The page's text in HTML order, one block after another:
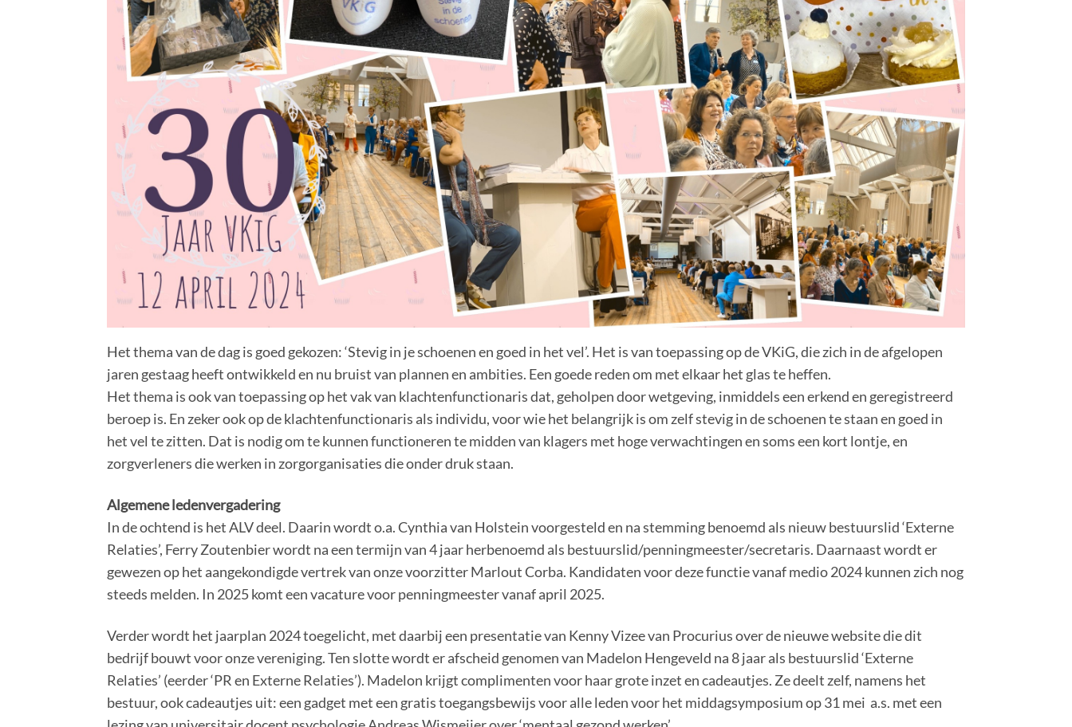
Het thema van de dag is goed gekozen: ‘Stevig in je schoenen en goed in het vel’. Het is van toepassing op de VKiG, die zich in de afgelopen
jaren gestaag heeft ontwikkeld en nu bruist van plannen en ambities. Een goede reden om met elkaar het glas te heffen.
Het thema is ook van toepassing op het vak van klachtenfunctionaris dat, geholpen door wetgeving, inmiddels een erkend en geregistreerd
beroep is. En zeker ook op de klachtenfunctionaris als individu, voor wie het belangrijk is om zelf stevig in de schoenen te staan en goed in
het vel te zitten. Dat is nodig om te kunnen functioneren te midden van klagers met hoge verwachtingen en soms een kort lontje, en
zorgverleners die werken in zorgorganisaties die onder druk staan.
Algemene ledenvergadering
In de ochtend is het ALV deel. Daarin wordt o.a. Cynthia van Holstein voorgesteld en na stemming benoemd als nieuw bestuurslid ‘Externe
Relaties’, Ferry Zoutenbier wordt na een termijn van 4 jaar herbenoemd als bestuurslid/penningmeester/secretaris. Daarnaast wordt er
gewezen op het aangekondigde vertrek van onze voorzitter Marlout Corba. Kandidaten voor deze functie vanaf medio 2024 kunnen zich nog
steeds melden. In 2025 komt een vacature voor penningmeester vanaf april 2025.
Verder wordt het jaarplan 2024 toegelicht, met daarbij een presentatie van Kenny Vizee van Procurius over de nieuwe website die dit
bedrijf bouwt voor onze vereniging. Ten slotte wordt er afscheid genomen van Madelon Hengeveld na 8 jaar als bestuurslid ‘Externe
Relaties’ (eerder ‘PR en Externe Relaties’). Madelon krijgt complimenten voor haar grote inzet en cadeautjes. Ze deelt zelf, namens het
bestuur, ook cadeautjes uit: een gadget met een gratis toegangsbewijs voor alle leden voor het middagsymposium op 31 mei a.s. met een